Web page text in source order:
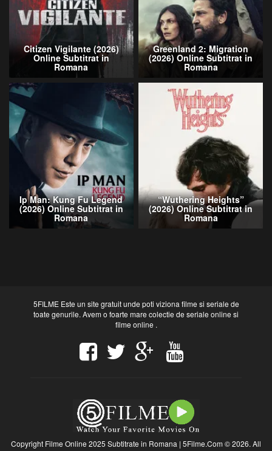
Citizen Vigilante (2026)
Online Subtitrat in
Romana
Greenland 2: Migration
(2026) Online Subtitrat in
Romana
Ip Man: Kung Fu Legend
(2026) Online Subtitrat in
Romana
“Wuthering Heights”
(2026) Online Subtitrat in
Romana
5FILME Este un site gratuit unde poti viziona filme si seriale de
toate genurile. Avem o foarte mare colectie de seriale online si
filme online .
Copyright Filme Online 2025 Subtitrate in Romana | 5Filme.Com © 2026. All